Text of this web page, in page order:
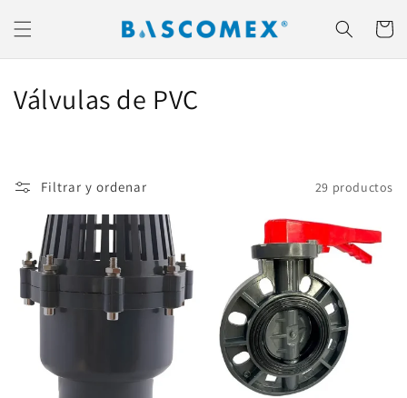
directamente
al contenido
Carrito
C
e
c
Válvulas de PVC
Filtrar y ordenar 29 productos